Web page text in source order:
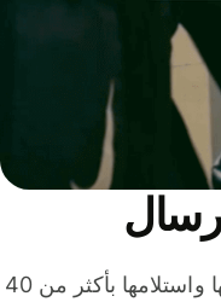
وفّر المال عند إرسال الأموال وإنفاقها واستلامها بأكثر من 40